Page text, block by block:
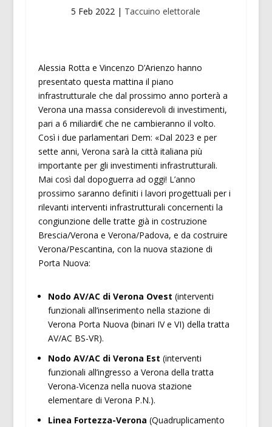
5 Feb 2022 | Taccuino elettorale
Alessia Rotta e Vincenzo D’Arienzo hanno
presentato questa mattina il piano
infrastrutturale che dal prossimo anno porterà a
Verona una massa considerevoli di investimenti,
pari a 6 miliardi€ che ne cambieranno il volto.
Così i due parlamentari Dem: «Dal 2023 e per
sette anni, Verona sarà la città italiana più
importante per gli investimenti infrastrutturali.
Mai così dal dopoguerra ad oggi! L’anno
prossimo saranno definiti i lavori progettuali per i
rilevanti interventi infrastrutturali concernenti la
congiunzione delle tratte già in costruzione
Brescia/Verona e Verona/Padova, e da costruire
Verona/Pescantina, con la nuova stazione di
Porta Nuova:
Nodo AV/AC di Verona Ovest (interventi
funzionali all’inserimento nella stazione di
Verona Porta Nuova (binari IV e VI) della tratta
AV/AC BS-VR).
Nodo AV/AC di Verona Est (interventi
funzionali all’ingresso a Verona della tratta
Verona-Vicenza nella nuova stazione
elementare di Verona P.N.).
Linea Fortezza-Verona (Quadruplicamento